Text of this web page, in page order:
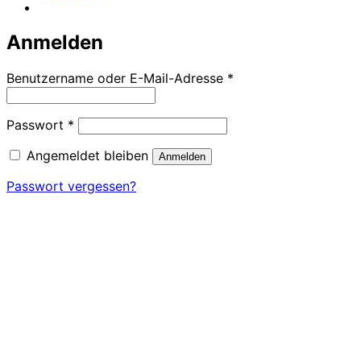
Anmelden
Benutzername oder E-Mail-Adresse *
Passwort *
Angemeldet bleiben
Anmelden
Passwort vergessen?